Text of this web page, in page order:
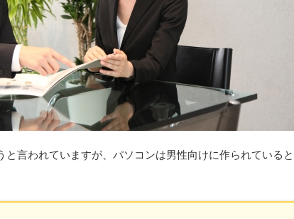
と言われていますが、パソコンは男性向けに作られていると